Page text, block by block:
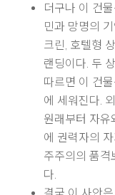
더구나 이 건
민과 망명의
크린, 호텔형
랜딩이다. 두
따르면 이 건
에 세워진다.
원래부터 자유
에 권력자의
주주의의 품격
다.